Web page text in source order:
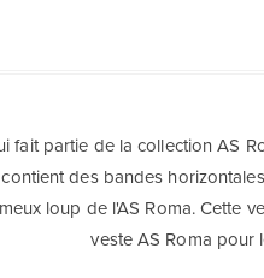
fait partie de la collection AS
des bandes
loup de l'AS Roma. Cette
veste AS Roma pour